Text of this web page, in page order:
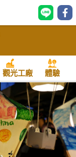
觀光工廠 體驗